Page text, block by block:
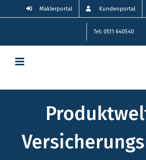
Inhalt
Maklerportal Kundenportal
Tel: 0511 640540